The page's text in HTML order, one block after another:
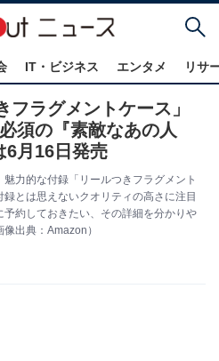
IT・ビジネス エンタメ リサ
フラグメントケース」
須の『素敵なあの人
6月16日発売
力的な付録「リールつきフラグメント
とは思えないクオリティの高さに注目
約しておきたい、その詳細を分かりや
出典：Amazon）